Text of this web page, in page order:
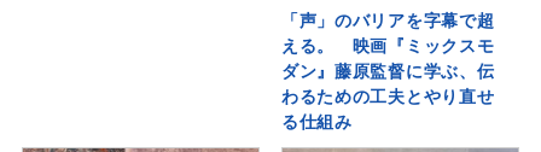
「声」のバリアを字幕で超
える。 映画『ミックスモ
ダン』藤原監督に学ぶ、伝
わるための工夫とやり直せ
る仕組み